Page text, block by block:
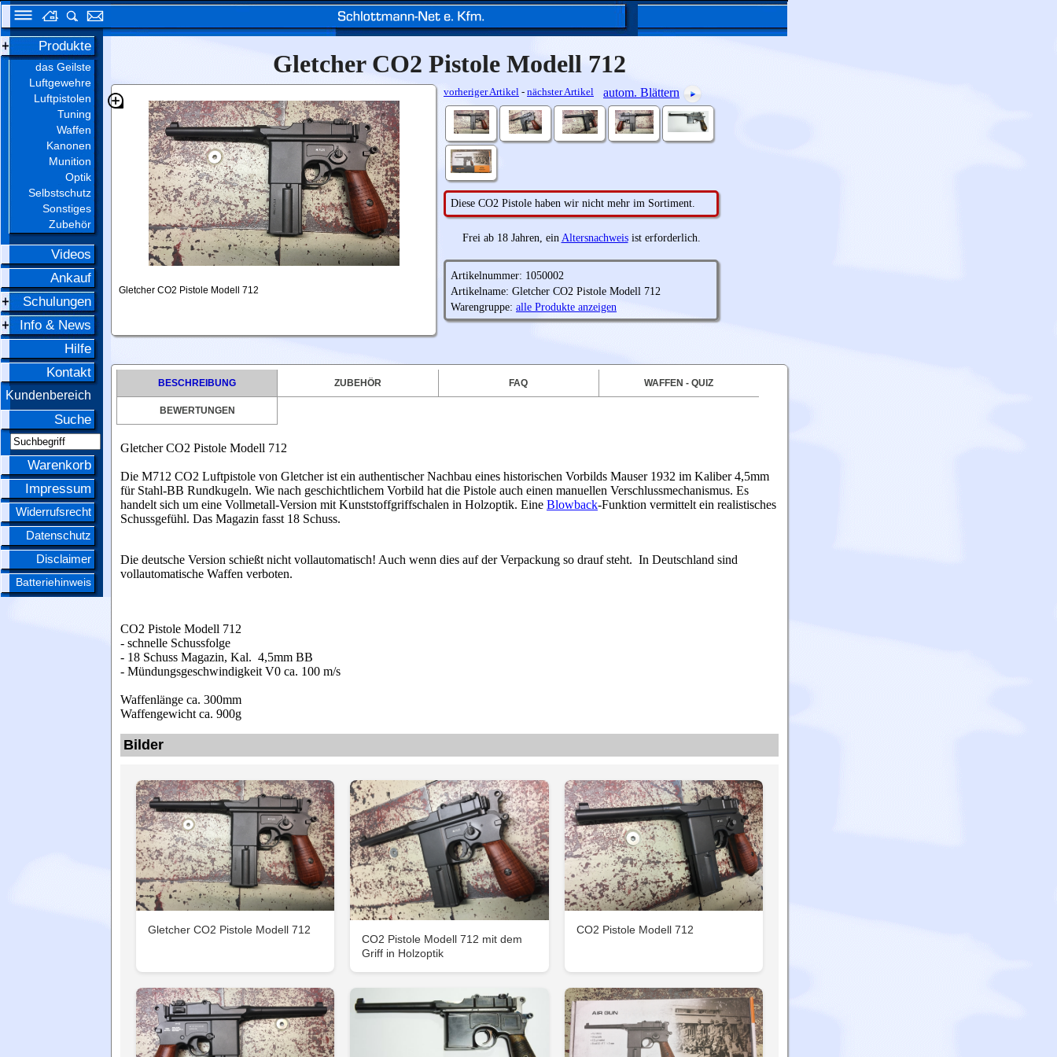
Produkte
das Geilste
Luftgewehre
Luftpistolen
Tuning
Waffen
Kanonen
Munition
Optik
Selbstschutz
Sonstiges
Zubehör
Videos
Ankauf
Schulungen
Info & News
Hilfe
Kontakt
Kundenbereich
Suche
Warenkorb
Impressum
Widerrufsrecht
Datenschutz
Disclaimer
Batteriehinweis
Gletcher CO2 Pistole Modell 712
Gletcher CO2 Pistole Modell 712
vorheriger Artikel - nächster Artikel autom. Blättern
Diese CO2 Pistole haben wir nicht mehr im Sortiment.
Frei ab 18 Jahren, ein Altersnachweisist erforderlich.
Artikelnummer: 1050002
Artikelname: Gletcher CO2 Pistole Modell 712
Warengruppe: alle Produkte anzeigen
BESCHREIBUNG ZUBEHÖR FAQ WAFFEN - QUIZ
BEWERTUNGEN
Gletcher CO2 Pistole Modell 712
Die M712 CO2 Luftpistole von Gletcher ist ein authentischer Nachbau eines historischen Vorbilds Mauser 1932 im Kaliber 4,5mm
für Stahl-BB Rundkugeln. Wie nach geschichtlichem Vorbild hat die Pistole auch einen manuellen Verschlussmechanismus. Es
handelt sich um eine Vollmetall-Version mit Kunststoffgriffschalen in Holzoptik. Eine Blowback-Funktion vermittelt ein realistisches
Schussgefühl. Das Magazin fasst 18 Schuss.
Die deutsche Version schießt nicht vollautomatisch! Auch wenn dies auf der Verpackung so drauf steht. In Deutschland sind
vollautomatische Waffen verboten.
CO2 Pistole Modell 712
- schnelle Schussfolge
- 18 Schuss Magazin, Kal. 4,5mm BB
- Mündungsgeschwindigkeit V0 ca. 100 m/s
Waffenlänge ca. 300mm
Waffengewicht ca. 900g
Bilder
Gletcher CO2 Pistole Modell 712
CO2 Pistole Modell 712 mit dem
Griff in Holzoptik
CO2 Pistole Modell 712